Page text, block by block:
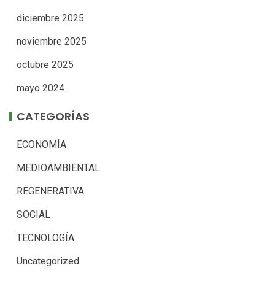
diciembre 2025
noviembre 2025
octubre 2025
mayo 2024
CATEGORÍAS
ECONOMÍA
MEDIOAMBIENTAL
REGENERATIVA
SOCIAL
TECNOLOGÍA
Uncategorized